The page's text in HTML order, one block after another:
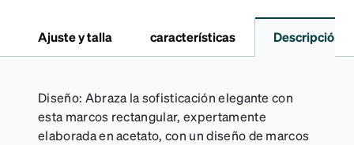
Ajuste y talla características Descripción
Diseño: Abraza la sofisticación elegante con
esta marcos rectangular, expertamente
elaborada en acetato, con un diseño de marcos